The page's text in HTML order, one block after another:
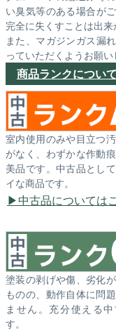
い臭気等のある場合が
完全に失くすことは出来
また、マガジンガス漏
っていただくようお願い
商品ランクについて
室内使用のみや目立つ
がなく、わずかな作動
美品です。中古品とし
イな商品です。
中古品については
塗装の剥げや傷、劣化
ものの、動作自体に問
ません。充分使える
す。